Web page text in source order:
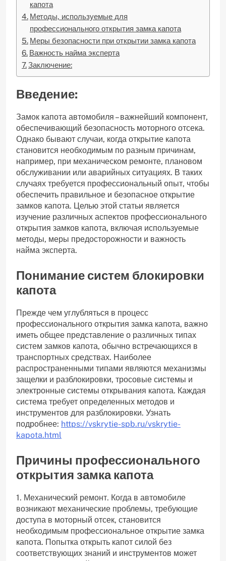
капота
Методы, используемые для
профессионального открытия замка капота
Меры безопасности при открытии замка капота
Важность найма эксперта
Заключение:
Введение:
Замок капота автомобиля – важнейший компонент,
обеспечивающий безопасность моторного отсека.
Однако бывают случаи, когда открытие капота
становится необходимым по разным причинам,
например, при механическом ремонте, плановом
обслуживании или аварийных ситуациях. В таких
случаях требуется профессиональный опыт, чтобы
обеспечить правильное и безопасное открытие
замков капота. Целью этой статьи является
изучение различных аспектов профессионального
открытия замков капота, включая используемые
методы, меры предосторожности и важность
найма эксперта.
Понимание систем блокировки
капота
Прежде чем углубляться в процесс
профессионального открытия замка капота, важно
иметь общее представление о различных типах
систем замков капота, обычно встречающихся в
транспортных средствах. Наиболее
распространенными типами являются механизмы
защелки и разблокировки, тросовые системы и
электронные системы открывания капота. Каждая
система требует определенных методов и
инструментов для разблокировки. Узнать
подробнее: https://vskrytie-spb.ru/vskrytie-
kapota.html
Причины профессионального
открытия замка капота
1. Механический ремонт. Когда в автомобиле
возникают механические проблемы, требующие
доступа в моторный отсек, становится
необходимым профессиональное открытие замка
капота. Попытка открыть капот силой без
соответствующих знаний и инструментов может